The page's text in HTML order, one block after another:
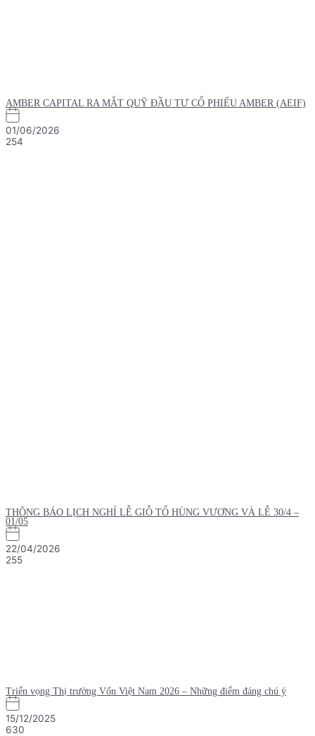
AMBER CAPITAL RA MẮT QUỸ ĐẦU TƯ CỔ PHIẾU AMBER (AEIF)
01/06/2026
254
THÔNG BÁO LỊCH NGHỈ LỄ GIỖ TỔ HÙNG VƯƠNG VÀ LỄ 30/4 –
01/05
22/04/2026
255
Triển vọng Thị trường Vốn Việt Nam 2026 – Những điểm đáng chú ý
15/12/2025
630